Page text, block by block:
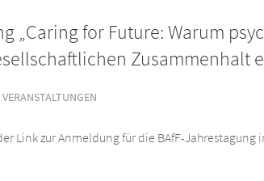
„Caring for Future: Warum
Zusammenhalt
VERANSTALTUNGEN
Link zur Anmeldung für die BAfF-Jahrestagung